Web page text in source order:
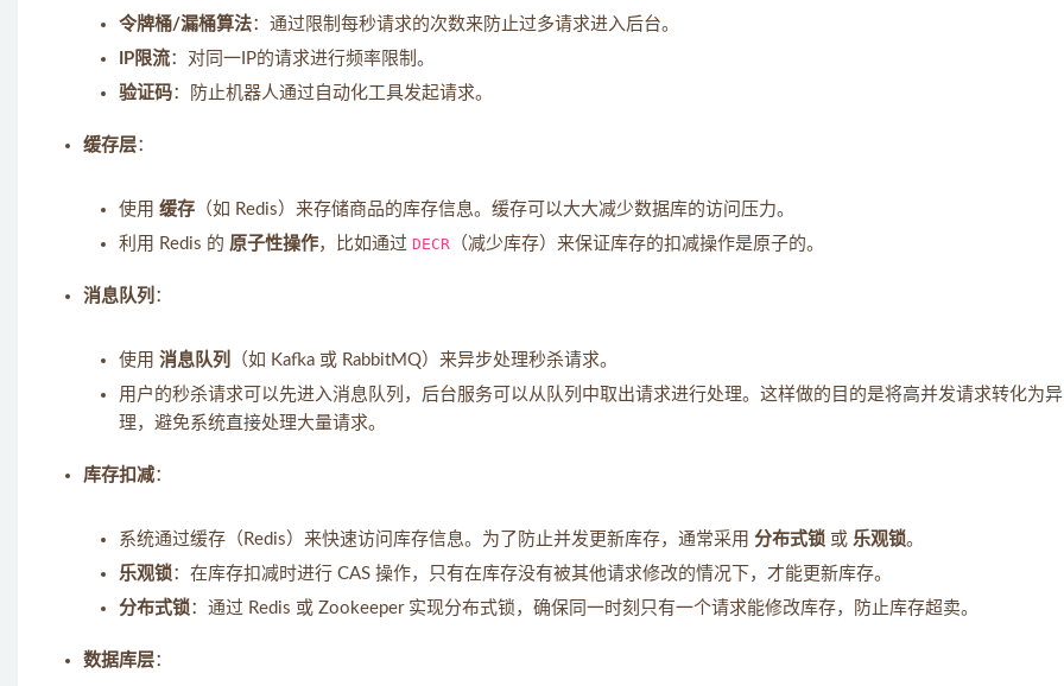
令牌桶/漏桶算法：通过限制每秒请求的次数来防止过多请求进入后台。
IP限流：对同一IP的请求进行频率限制。
验证码：防止机器人通过自动化工具发起请求。
缓存层：
使用 缓存 （如 Redis）来存储商品的库存信息。缓存可以大大减少数据库的访问压力。
利用 Redis 的 原子性操作，比如通过 DECR （减少库存）来保证库存的扣减操作是原子的。
消息队列 ：
使用 消息队列
（如 Kafka 或 RabbitMQ）来异步处理秒杀请求。
用户的秒杀请求可以先进入消息队列，后台服务可以从队列中取出请求进行处理。这样做的目的是将高并发请求转化为
理，避免系统直接处理大量请求。
库存扣减：
系统通过缓存（Redis）来快速访问库存信息。为了防止并发更新库存，通常采用 分布式锁 或 乐观锁。
乐观锁 ：在库存扣减时进行 CAS 操作，只有在库存没有被其他请求修改的情况下，才能更新库存。
分布式锁 ：通过 Redis 或 Zookeeper 实现分布式锁，确保同一时刻只有一个请求能修改库存，防止库存超卖。
数据库层：